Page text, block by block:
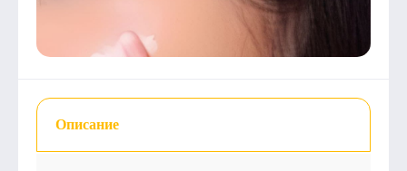
Описание